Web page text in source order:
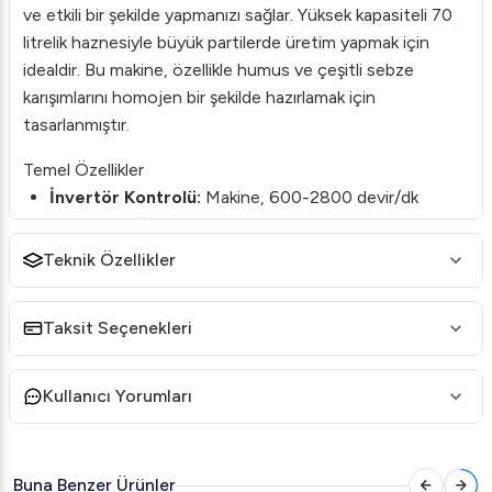
ve etkili bir şekilde yapmanızı sağlar. Yüksek kapasiteli 70
litrelik haznesiyle büyük partilerde üretim yapmak için
idealdir. Bu makine, özellikle humus ve çeşitli sebze
karışımlarını homojen bir şekilde hazırlamak için
tasarlanmıştır.
Temel Özellikler
İnvertör Kontrolü: Makine, 600-2800 devir/dk
arasında değişken devir hızlarını destekleyen inverter
kontrolü ile donatılmıştır. Böylece işlem türüne göre
çelikten imal edilmiştir, bu da uzun ömürlü kullanım ve
kolay temizlik sağlar.
Güvenlik Sensörleri:
Teknik Özellikler
Taksit Seçenekleri
Kullanıcı Yorumları
Buna Benzer Ürünler